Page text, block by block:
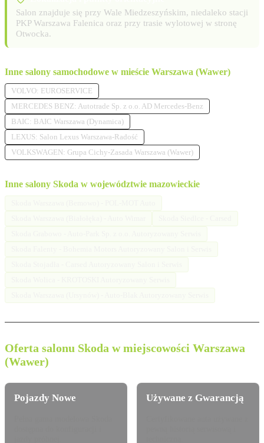
Salon znajduje się przy Wale Miedzeszyńskim, niedaleko stacji
PKP Warszawa Falenica oraz przy trasie wylotowej w stronę
Otwocka.
Inne salony samochodowe w mieście Warszawa (Wawer)
VOLVO: EUROSERVICE
MERCEDES BENZ: Autotrade Sp. z o.o. AD Mercedes-Benz
BAIC: BAIC Warszawa (Dynamica)
LEXUS: Salon Lexus Warszawa-Radość
VOLKSWAGEN: Grupa Cichy-Zasada Warszawa (Wawer)
Inne salony Skoda w województwie mazowieckie
Oferta salonu Skoda w miejscowości Warszawa
(Wawer)
Pojazdy Nowe Używane z Gwarancją